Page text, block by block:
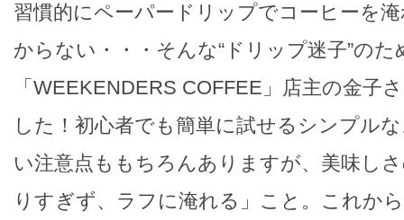
習慣的にペーパードリップでコーヒーを
からない・・・そんな“ドリップ迷子”のた
「WEEKENDERS COFFEE」店主の金子
した！初心者でも簡単に試せるシンプル
い注意点ももちろんありますが、美味し
りすぎず、ラフに淹れる」こと。これか